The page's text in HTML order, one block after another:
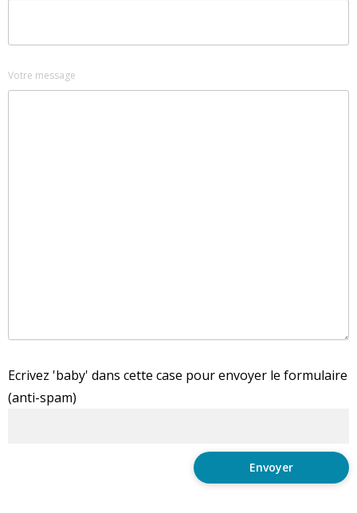
Votre message
Ecrivez 'baby' dans cette case pour envoyer le formulaire
(anti-spam)